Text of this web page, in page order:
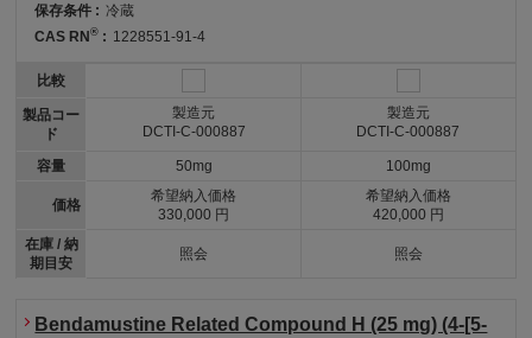
保存条件 : 冷蔵
CAS RN® : 1228551-91-4
比較
製品コー
ド
容量
価格
在庫 / 納
期目安
製造元
DCTI-C-000887
50mg
希望納入価格
330,000 円
照会
製造元
DCTI-C-000887
100mg
希望納入価格
420,000 円
照会
Bendamustine Related Compound H (25 mg) (4-[5-